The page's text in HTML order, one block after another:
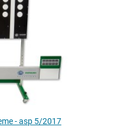
- asp 5/2017